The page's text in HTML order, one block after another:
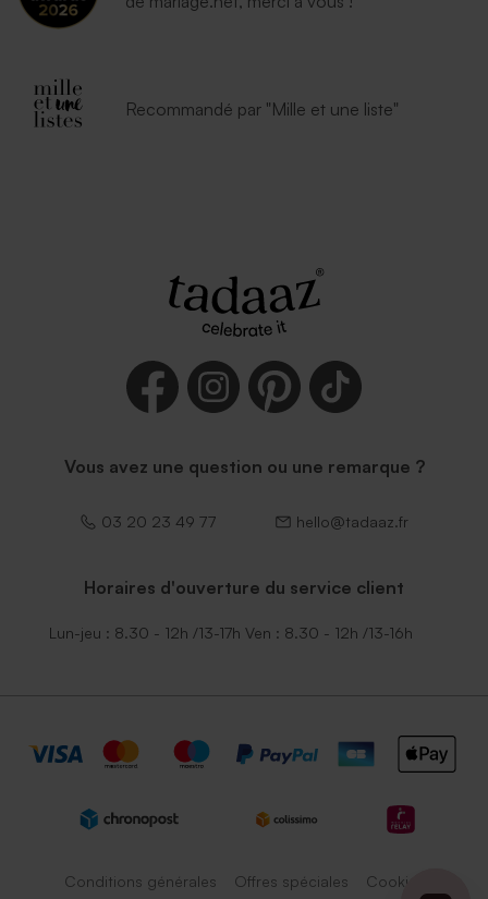
Recommandé par "Mille et une liste"
Vous avez une question ou une remarque ?
03 20 23 49 77 hello@tadaaz.fr
Horaires d'ouverture du service client
Lun-jeu : 8.30 - 12h /13-17h Ven : 8.30 - 12h /13-16h
Conditions générales Offres spéciales Cookies